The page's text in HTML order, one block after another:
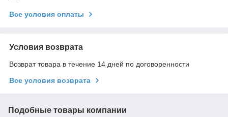
Все условия оплаты
Условия возврата
Возврат товара в течение 14 дней по договоренности
Все условия возврата
Подобные товары компании